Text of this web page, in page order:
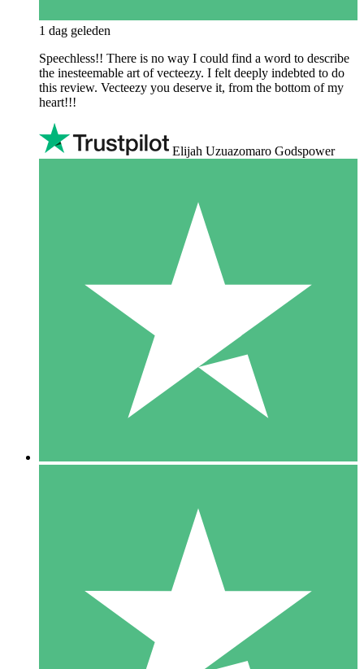
1 dag geleden
Speechless!! There is no way I could find a word to describe
the inesteemable art of vecteezy. I felt deeply indebted to do
this review. Vecteezy you deserve it, from the bottom of my
heart!!!
Elijah Uzuazomaro Godspower